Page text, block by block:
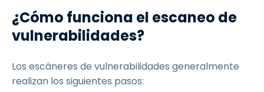
¿Cómo funciona el escaneo de
vulnerabilidades?
Los escáneres de vulnerabilidades generalmente
realizan los siguientes pasos: